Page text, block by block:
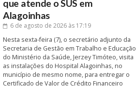
que atende o SUS em
Alagoinhas
6 de agosto de 2026 às 17:19
Nesta sexta-feira (7), o secretário adjunto da
Secretaria de Gestão em Trabalho e Educação
do Ministério da Saúde, Jerzey Timóteo, visita
as instalações do Hospital Alagoinhas, no
município de mesmo nome, para entregar o
Certificado de Valor de Crédito Financeiro